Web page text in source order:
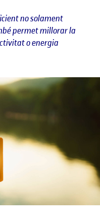
no solament
permet millorar la
o energia